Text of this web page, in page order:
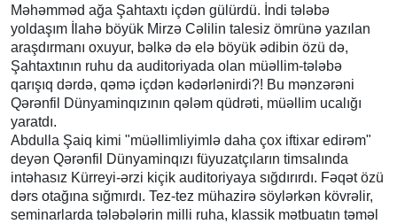
Məhəmməd ağa Şahtaxtı içdən gülürdü. İndi tələbə
yoldaşım İlahə böyük Mirzə Cəlilin talesiz ömrünə yazılan
araşdırmanı oxuyur, bəlkə də elə böyük ədibin özü də,
Şahtaxtının ruhu da auditoriyada olan müəllim-tələbə
qarışıq dərdə, qəmə içdən kədərlənirdi?! Bu mənzərəni
Qərənfil Dünyaminqızının qələm qüdrəti, müəllim ucalığı
yaratdı.
Abdulla Şaiq kimi "müəllimliyimlə daha çox iftixar edirəm"
deyən Qərənfil Dünyaminqızı füyuzatçıların timsalında
intəhasız Kürreyi-ərzi kiçik auditoriyaya sığdırırdı. Fəqət özü
dərs otağına sığmırdı. Tez-tez mühazirə söylərkən kövrəlir,
seminarlarda tələbələrin milli ruha, klassik mətbuatın təməl